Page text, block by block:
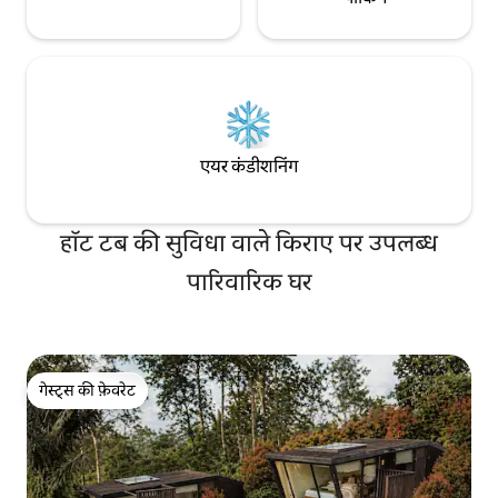
एयर कंडीशनिंग
हॉट टब की सुविधा वाले किराए पर उपलब्ध
पारिवारिक घर
गेस्ट्स की फ़ेवरेट
गेस्ट्स की फ़ेवरेट